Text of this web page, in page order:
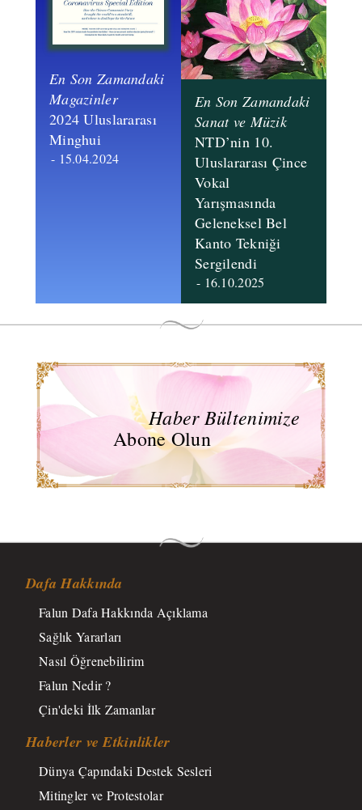
En Son Zamandaki
Magazinler
​2024 Uluslararası
Minghui
- 15.04.2024
En Son Zamandaki
Sanat ve Müzik
NTD’nin 10.
Uluslararası Çince
Vokal
Yarışmasında
Geleneksel Bel
Kanto Tekniği
Sergilendi
- 16.10.2025
Haber Bültenimize
Abone Olun
Dafa Hakkında
Falun Dafa Hakkında Açıklama
Sağlık Yararları
Nasıl Öğrenebilirim
Falun Nedir ?
Çin'deki İlk Zamanlar
Haberler ve Etkinlikler
Dünya Çapındaki Destek Sesleri
Mitingler ve Protestolar